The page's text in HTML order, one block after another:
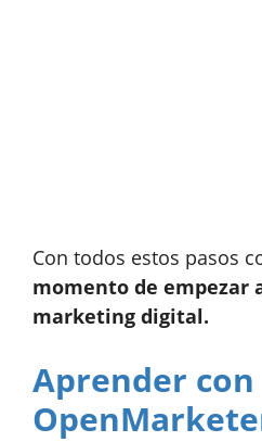
Con todos estos pasos
momento de empezar
marketing digital.
Aprender con